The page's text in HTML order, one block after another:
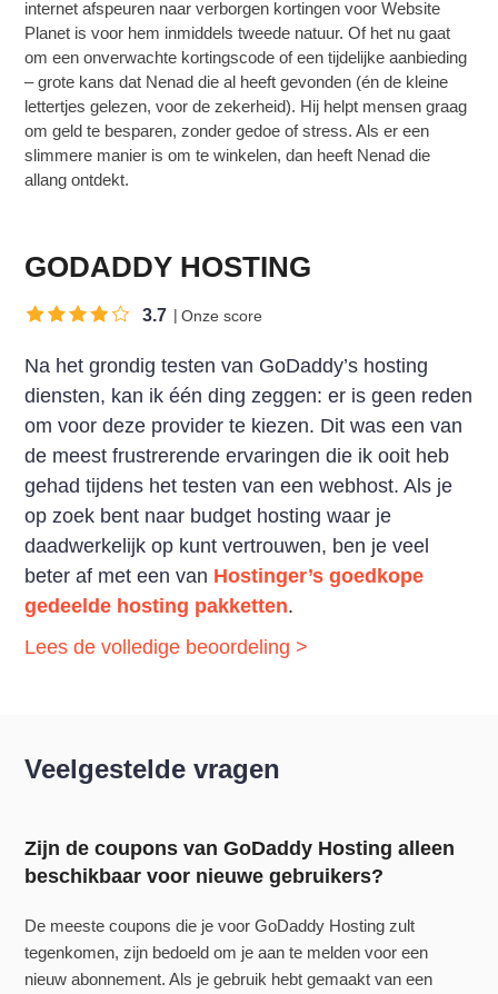
internet afspeuren naar verborgen kortingen voor Website
Planet is voor hem inmiddels tweede natuur. Of het nu gaat
om een onverwachte kortingscode of een tijdelijke aanbieding
– grote kans dat Nenad die al heeft gevonden (én de kleine
lettertjes gelezen, voor de zekerheid). Hij helpt mensen graag
om geld te besparen, zonder gedoe of stress. Als er een
slimmere manier is om te winkelen, dan heeft Nenad die
allang ontdekt.
GODADDY HOSTING
3.7 Onze score
Na het grondig testen van GoDaddy’s hosting
diensten, kan ik één ding zeggen: er is geen reden
om voor deze provider te kiezen. Dit was een van
de meest frustrerende ervaringen die ik ooit heb
gehad tijdens het testen van een webhost. Als je
op zoek bent naar budget hosting waar je
daadwerkelijk op kunt vertrouwen, ben je veel
beter af met een van Hostinger’s goedkope
gedeelde hosting pakketten.
Lees de volledige beoordeling >
Veelgestelde vragen
Zijn de coupons van GoDaddy Hosting alleen
beschikbaar voor nieuwe gebruikers?
De meeste coupons die je voor GoDaddy Hosting zult
tegenkomen, zijn bedoeld om je aan te melden voor een
nieuw abonnement. Als je gebruik hebt gemaakt van een